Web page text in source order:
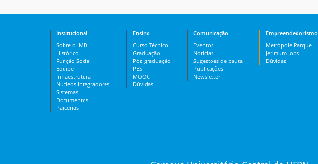
Institucional
Sobre o IMD
Histórico
Função Social
Equipe
Infraestrutura
Núcleos Integradores
Sistemas
Documentos
Parcerias
Ensino
Curso Técnico
Graduação
Pós-graduação
PES
MOOC
Dúvidas
Comunicação
Eventos
Notícias
Sugestões de pauta
Publicações
Newsletter
Empreendedorismo
Metrópole Parque
Jerimum Jobs
Dúvidas